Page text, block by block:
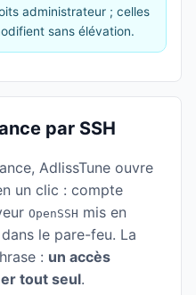
administrateur ; celles
sans élévation.
par SSH
AdlissTune ouvre
un clic : compte
OpenSSH mis en
le pare-feu. La
: un accès
tout seul.